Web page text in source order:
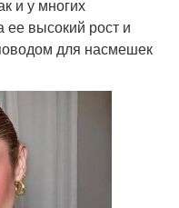
и у многих
высокий рост и
для насмешек